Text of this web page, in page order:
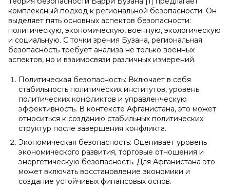
комплексный подход к региональной безопасности. Он
выделяет пять основных аспектов безопасности:
политическую, экономическую, военную, экологическую
и социальную. С точки зрения Бузана, региональная
безопасность требует анализа не только военных
аспектов, но и взаимосвязи различных измерений.
Политическая безопасность: Включает в себя
стабильность политических институтов, уровень
политических конфликтов и управленческую
эффективность. В контексте Афганистана, это может
относиться к созданию стабильных политических
структур после завершения конфликта.
Экономическая безопасность: Оценивает уровень
экономического развития, торговые отношения и
энергетическую безопасность. Для Афганистана это
может включать восстановление экономики и
создание устойчивых финансовых основ.